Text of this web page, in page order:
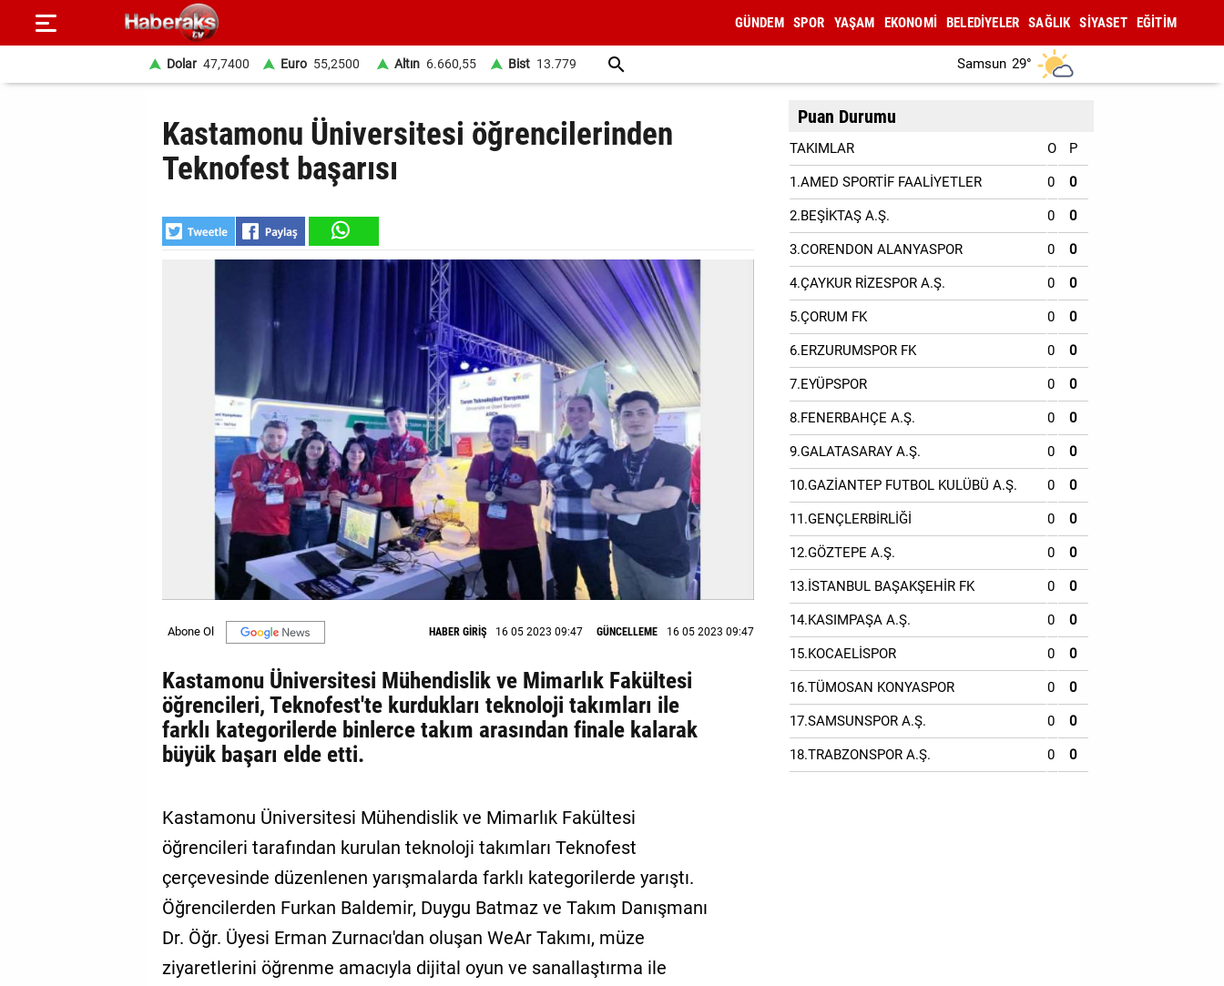
GÜNDEM SPOR YAŞAM EKONOMİ BELEDİYELER SAĞLIK SİYASET EĞİTİM
Dolar 47,7400 Euro 55,2500 Altın 6.660,55 Bist 13.779 Samsun 29°
Kastamonu Üniversitesi öğrencilerinden
Teknofest başarısı
HABER GİRİŞ 16 05 2023 09:47 GÜNCELLEME 16 05 2023 09:47
Kastamonu Üniversitesi Mühendislik ve Mimarlık Fakültesi
öğrencileri, Teknofest'te kurdukları teknoloji takımları ile
farklı kategorilerde binlerce takım arasından finale kalarak
büyük başarı elde etti.
Kastamonu Üniversitesi Mühendislik ve Mimarlık Fakültesi
öğrencileri tarafından kurulan teknoloji takımları Teknofest
çerçevesinde düzenlenen yarışmalarda farklı kategorilerde yarıştı.
Öğrencilerden Furkan Baldemir, Duygu Batmaz ve Takım Danışmanı
Dr. Öğr. Üyesi Erman Zurnacı'dan oluşan WeAr Takımı, müze
ziyaretlerini öğrenme amacıyla dijital oyun ve sanallaştırma ile
Puan Durumu
TAKIMLAR O P
1.AMED SPORTİF FAALİYETLER 0 0
2.BEŞİKTAŞ A.Ş. 0 0
3.CORENDON ALANYASPOR 0 0
4.ÇAYKUR RİZESPOR A.Ş. 0 0
5.ÇORUM FK 0 0
6.ERZURUMSPOR FK 0 0
7.EYÜPSPOR 0 0
8.FENERBAHÇE A.Ş. 0 0
9.GALATASARAY A.Ş. 0 0
10.GAZİANTEP FUTBOL KULÜBÜ A.Ş. 0 0
11.GENÇLERBİRLİĞİ 0 0
12.GÖZTEPE A.Ş. 0 0
13.İSTANBUL BAŞAKŞEHİR FK 0 0
14.KASIMPAŞA A.Ş. 0 0
15.KOCAELİSPOR 0 0
16.TÜMOSAN KONYASPOR 0 0
17.SAMSUNSPOR A.Ş. 0 0
18.TRABZONSPOR A.Ş. 0 0